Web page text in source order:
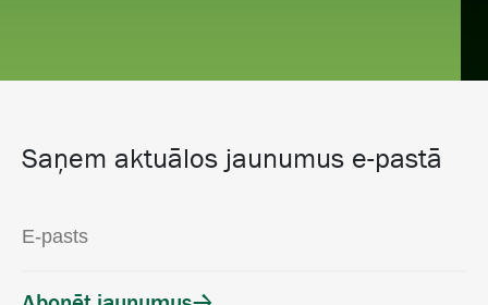
Saņem aktuālos jaunumus e-pastā